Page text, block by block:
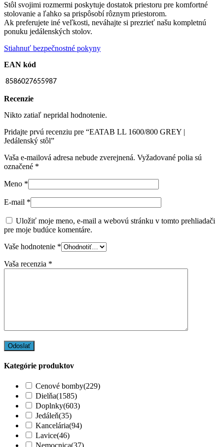
Stôl svojimi rozmermi poskytuje dostatok priestoru pre komfortné
stolovanie a ľahko sa prispôsobí rôznym priestorom.
Ak preferujete iné veľkosti, neváhajte si prezrieť našu kompletnú
ponuku jedálenských stolov.
Stiahnuť bezpečnostné pokyny
EAN kód
8586027655987
Recenzie
Nikto zatiaľ nepridal hodnotenie.
Pridajte prvú recenziu pre “EATAB LL 1600/800 GREY |
Jedálenský stôl”
Vaša e-mailová adresa nebude zverejnená. Vyžadované polia sú
označené *
Meno *
E-mail *
Uložiť moje meno, e-mail a webovú stránku v tomto prehliadači
pre moje budúce komentáre.
Vaše hodnotenie *
Vaša recenzia *
Kategórie produktov
Cenové bomby(229)
Dielňa(1585)
Doplnky(603)
Jedáleň(35)
Kancelária(94)
Lavice(46)
Nemocnica(37)